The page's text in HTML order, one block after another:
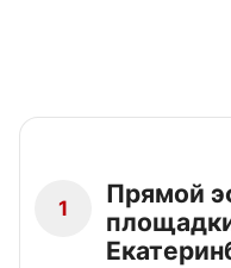
1
Прямой